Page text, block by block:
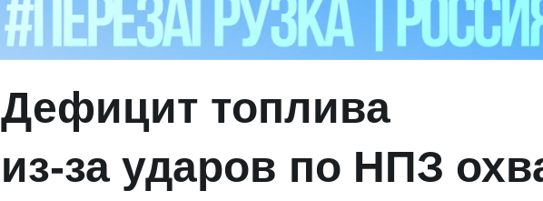
Дефицит топлива
из‑за ударов по НПЗ